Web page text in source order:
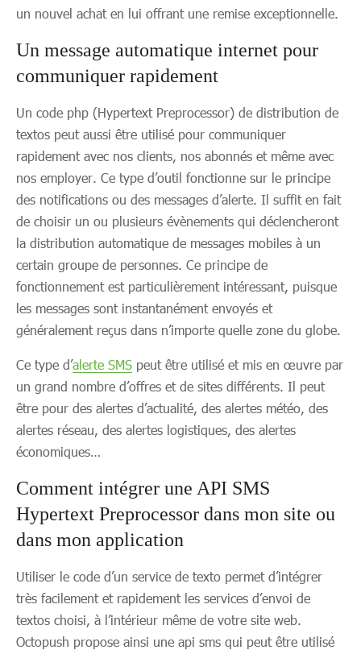
un nouvel achat en lui offrant une remise exceptionnelle.
Un message automatique internet pour
communiquer rapidement
Un code php (Hypertext Preprocessor) de distribution de
textos peut aussi être utilisé pour communiquer
rapidement avec nos clients, nos abonnés et même avec
nos employer. Ce type d’outil fonctionne sur le principe
des notifications ou des messages d’alerte. Il suffit en fait
de choisir un ou plusieurs évènements qui déclencheront
la distribution automatique de messages mobiles à un
certain groupe de personnes. Ce principe de
fonctionnement est particulièrement intéressant, puisque
les messages sont instantanément envoyés et
généralement reçus dans n’importe quelle zone du globe.
Ce type d’alerte SMS peut être utilisé et mis en œuvre par
un grand nombre d’offres et de sites différents. Il peut
être pour des alertes d’actualité, des alertes météo, des
alertes réseau, des alertes logistiques, des alertes
économiques…
Comment intégrer une API SMS
Hypertext Preprocessor dans mon site ou
dans mon application
Utiliser le code d’un service de texto permet d’intégrer
très facilement et rapidement les services d’envoi de
textos choisi, à l’intérieur même de votre site web.
Octopush propose ainsi une api sms qui peut être utilisé